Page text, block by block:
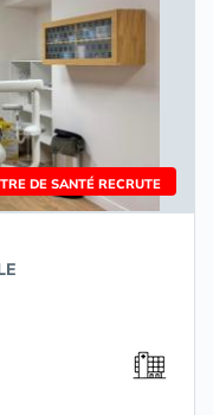
DE SANTÉ RECRUTE